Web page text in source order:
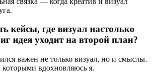
кейсы, где визуал настолько
идея уходит на второй план?
важен не только визуал, но и смыслы.
которыми вдохновляюсь я.